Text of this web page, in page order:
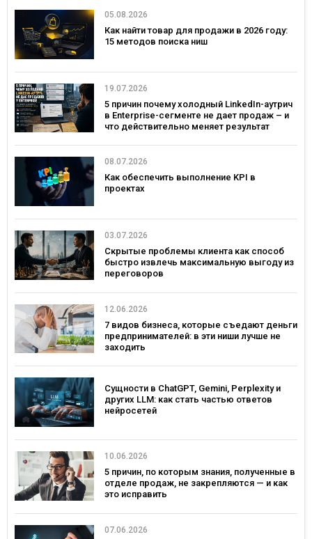
05.08.2026
Как найти товар для продажи в 2026 году:
15 методов поиска ниш
19.07.2026
5 причин почему холодный LinkedIn-аутрич
в Enterprise-сегменте не дает продаж – и
что действительно меняет результат
08.07.2026
Как обеспечить выполнение KPI в
проектах
03.07.2026
Скрытые проблемы клиента как способ
быстро извлечь максимальную выгоду из
переговоров
12.06.2026
7 видов бизнеса, которые съедают деньги
предпринимателей: в эти ниши лучше не
заходить
Сущности в ChatGPT, Gemini, Perplexity и
других LLM: как стать частью ответов
нейросетей
10.06.2026
5 причин, по которым знания, полученные в
отделе продаж, не закрепляются — и как
это исправить
07.06.2026